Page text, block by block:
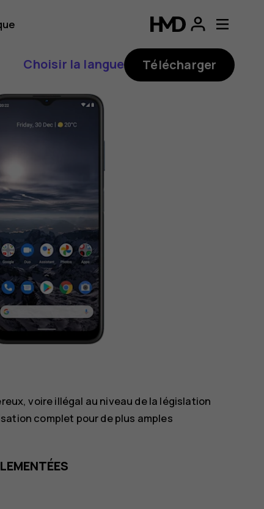
Choisir la langue Télécharger
voire illégal au niveau de la législation
complet pour de plus amples